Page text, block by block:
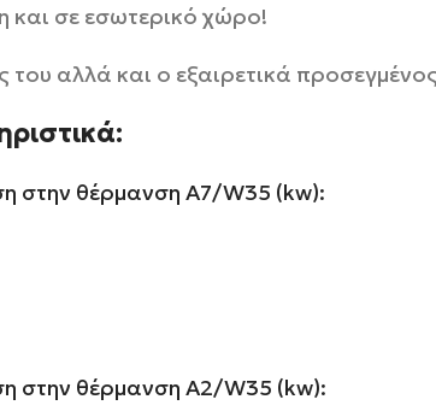
και σε εσωτερικό χώρο!
του αλλά και ο εξαιρετικά
στην θέρμανση A7/W35 (kw):
στην θέρμανση A2/W35 (kw):